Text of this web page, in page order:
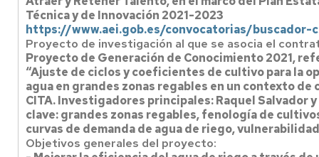
Técnica y de Innovación 2021-2023
https://www.aei.gob.es/convocatorias/buscador-
Proyecto de investigación al que se asocia el
Proyecto de Generación de Conocimiento 2021,
“Ajuste de ciclos y coeficientes de cultivo para la
agua en grandes zonas regables en un contexto
CITA. Investigadores principales: Raquel Salvador
clave: grandes zonas regables, fenología de
curvas de demanda de agua de riego,
Objetivos generales del proyecto: